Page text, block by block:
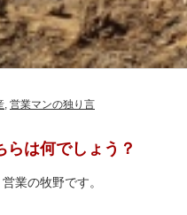
, 営業マンの独り言
らは何でしょう？
業の牧野です。